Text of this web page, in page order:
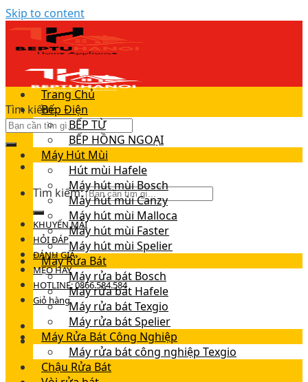
Skip to content
Tìm kiếm:
Tìm kiếm:
KHUYẾN MÃI
HỎI ĐÁP
ĐÁNH GIÁ
MẸO HAY
HOTLINE: 0866.584.584
Giỏ hàng
Trang Chủ
Bếp Điện
BẾP TỪ
BẾP HỒNG NGOẠI
Máy Hút Mùi
Hút mùi Hafele
Máy hút mùi Bosch
Máy hút mùi Canzy
Máy hút mùi Malloca
Máy hút mùi Faster
Máy hút mùi Spelier
Máy Rửa Bát
Máy rửa bát Bosch
Máy rửa bát Hafele
Máy rửa bát Texgio
Máy rửa bát Spelier
Máy Rửa Bát Công Nghiệp
Máy rửa bát công nghiệp Texgio
Chậu Rửa Bát